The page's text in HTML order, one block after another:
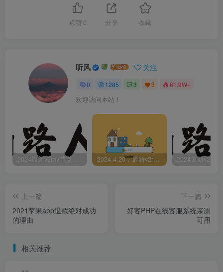
点赞 0 分享 收藏
听风 关注
0 1285 3 3 61.9W+
欢迎访问本站！
2024最新v2ray节点免费分享-05.08附ss/vmess节点订阅 2024.4.20，最新v2ray节点免费分享-附ss/vmess节点订阅
上一篇
2021苹果app退款绝对成功
的理由
下一篇
好客PHP在线客服系统亲测
可用
相关推荐